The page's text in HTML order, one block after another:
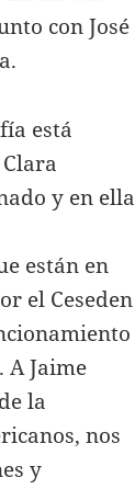
con José
está
y en ella
están en
el Ceseden
A Jaime
la
nos
y